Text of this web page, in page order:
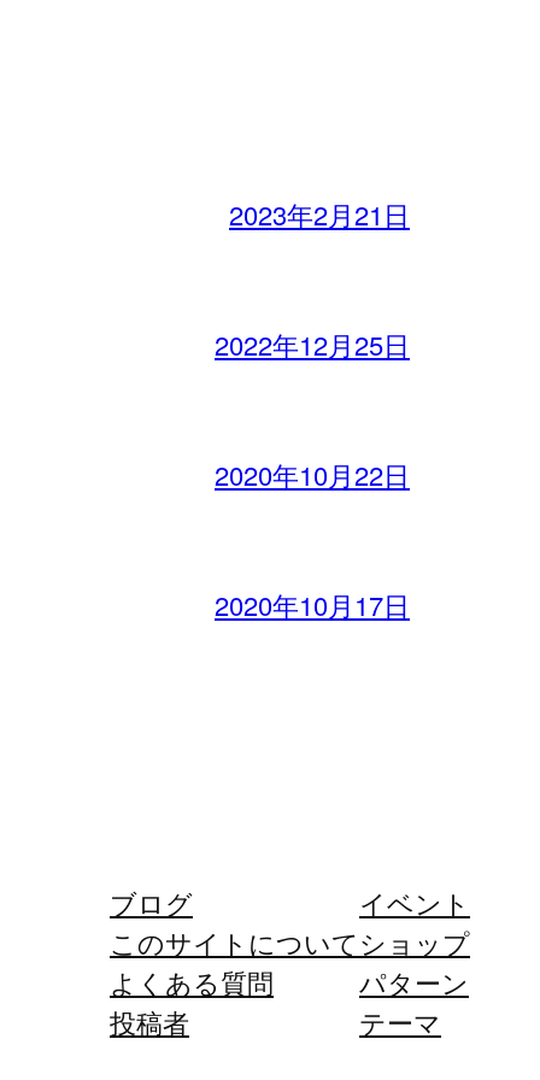
2023年2月21日
2022年12月25日
2020年10月22日
2020年10月17日
ブログ
このサイトについて
よくある質問
投稿者
イベント
ショップ
パターン
テーマ